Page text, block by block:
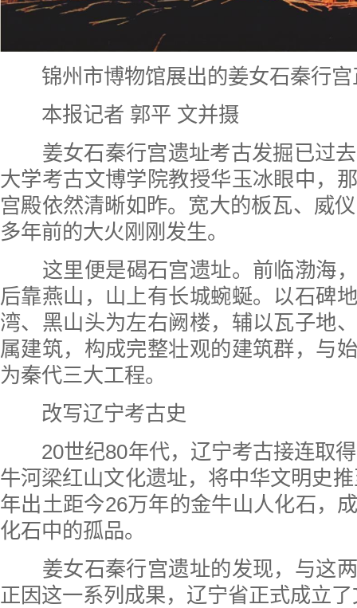
锦州市博物馆展出的姜女石秦行宫
本报记者 郭平 文并摄
姜女石秦行宫遗址考古发掘已过
大学考古文博学院教授华玉冰眼中，
宫殿依然清晰如昨。宽大的板瓦、威
多年前的大火刚刚发生。
这里便是碣石宫遗址。前临渤海
后靠燕山，山上有长城蜿蜒。以石碑
湾、黑山头为左右阙楼，辅以瓦子地
属建筑，构成完整壮观的建筑群，与
为秦代三大工程。
改写辽宁考古史
20世纪80年代，辽宁考古接连取得
牛河梁红山文化遗址，将中华文明史
年出土距今26万年的金牛山人化石，
化石中的孤品。
姜女石秦行宫遗址的发现，与这两
正因这一系列成果，辽宁省正式成立